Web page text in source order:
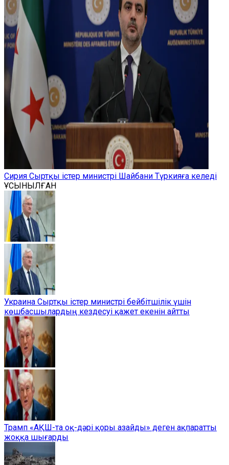
Сирия Сыртқы істер министрі Шайбани Түркияға келеді
ҰСЫНЫЛҒАН
Украина Сыртқы істер министрі бейбітшілік үшін
көшбасшылардың кездесуі қажет екенін айтты
Трамп «АҚШ-та оқ-дәрі қоры азайды» деген ақпаратты
жоққа шығарды